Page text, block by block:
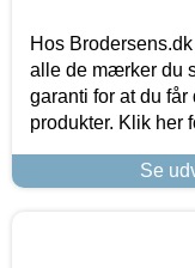
Hos
alle de mærker du
garanti for at du
produkter. Klik her
Se